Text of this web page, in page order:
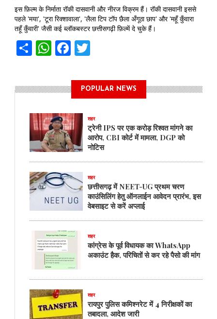
इस फ़िल्म के निर्माता रॉकी दासवानी और नीरज विक्रम हैं। रॉकी दासवानी इससे
पहले 'मया', 'टूरा रिक्शावाला', 'लैला टिप टॉप छैला अँगूठा छाप' और 'महूँ कुँवारा
तहूँ कुँवारी' जैसी कई ब्लॉकबस्टर छत्तीसगढ़ी फ़िल्में दे चुके हैं।
ShareWhatsApp
Facebook
POPULAR NEWS
शहर
ट्रेनी IPS पर एक करोड़ रिश्वत मांगने का
आरोप, CBI कोर्ट में मामला, DGP को
नोटिस
शहर
छत्तीसगढ़ में NEET-UG प्रथम चरण
काउंसिलिंग हेतु ऑनलाईन आवेदन प्रारंभ, इस
वेबसाइट से करें अप्लाई
शहर
कांग्रेस के पूर्व विधायक का WhatsApp
अकाउंट हैक, परिचितों से कर रहे पैसो की मांग
शहर
रायपुर पुलिस कमिश्नरेट में 4 निरीक्षकों का
तबादला, आदेश जारी